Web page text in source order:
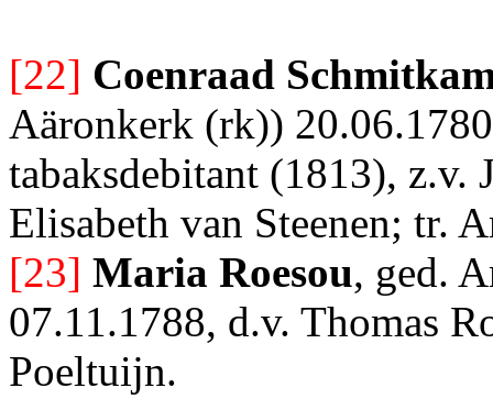
[22] Coenraad
Aäronkerk (rk))
tabaksdebitant (1813), z.v.
Elisabeth van Steenen; tr.
[23] Maria Roesou, ged.
07.11.1788, d.v. Thomas
Poeltuijn.